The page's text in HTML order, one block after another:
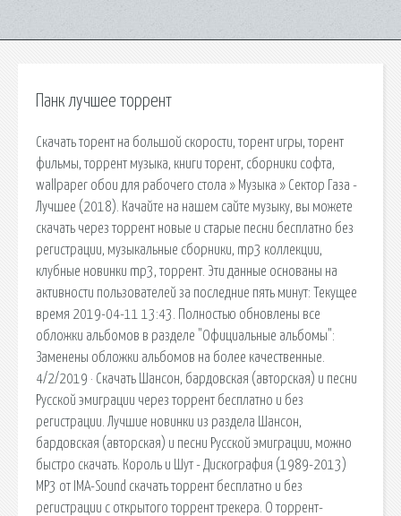
Панк лучшее торрент
Скачать торент на большой скорости, торент игры, торент
фильмы, торрент музыка, книги торент, сборники софта,
wallpaper обои для рабочего стола » Музыка » Сектор Газа -
Лучшее (2018). Качайте на нашем сайте музыку, вы можете
скачать через торрент новые и старые песни бесплатно без
регистрации, музыкальные сборники, mp3 коллекции,
клубные новинки mp3, торрент. Эти данные основаны на
активности пользователей за последние пять минут: Текущее
время 2019-04-11 13:43. Полностью обновлены все
обложки альбомов в разделе "Официальные альбомы":
Заменены обложки альбомов на более качественные.
4/2/2019 · Скачать Шансон, бардовская (авторская) и песни
Русской эмиграции через торрент бесплатно и без
регистрации. Лучшие новинки из раздела Шансон,
бардовская (авторская) и песни Русской эмиграции, можно
быстро скачать. Король и Шут - Дискография (1989-2013)
МР3 от IMA-Sound скачать торрент бесплатно и без
регистрации с открытого торрент трекера. О торрент-